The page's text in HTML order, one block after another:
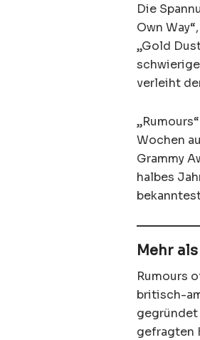
Die
Own
„Gold
verleiht
Wochen
Grammy
halbes
Mehr
Rumours
britisch-
gefragten